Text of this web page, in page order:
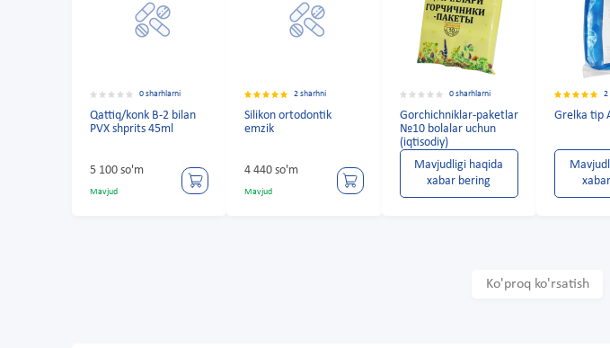
0 sharhlarni
Qattiq/konk B-2 bilan
PVX shprits 45ml
5 100 so'm
Mavjud
2 sharhni
Silikon ortodontik
emzik
4 440 so'm
Mavjud
0 sharhlarni
Gorchichniklar-paketlar
№10 bolalar uchun
(iqtisodiy)
Mavjudligi haqida
xabar bering
2
Grelka tip
Ko'proq ko'rsatish